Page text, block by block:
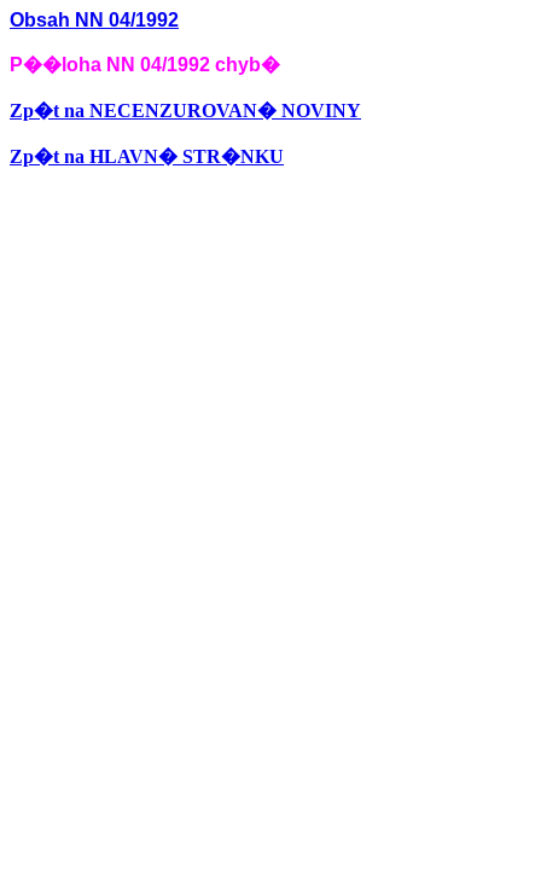
Obsah NN 04/1992
P��loha NN 04/1992 chyb�
Zp�t na NECENZUROVAN� NOVINY
Zp�t na HLAVN� STR�NKU